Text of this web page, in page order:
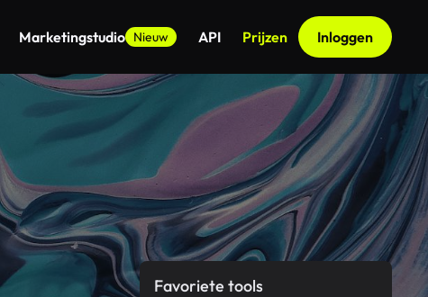
Marketingstudio Nieuw API Prijzen Inloggen
Favoriete tools